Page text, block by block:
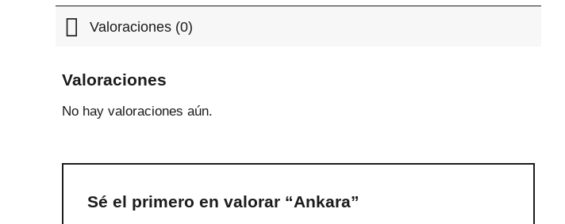
Valoraciones (0)
Valoraciones
No hay valoraciones aún.
Sé el primero en valorar “Ankara”